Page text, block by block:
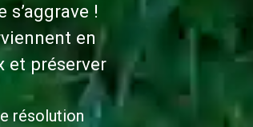
!
en
et préserver
résolution